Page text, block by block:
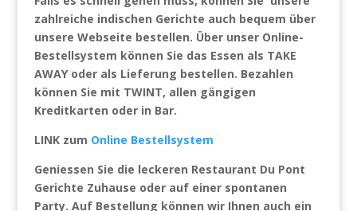
zahlreiche indischen Gerichte auch bequem über
unsere Webseite bestellen. Über unser Online-
Bestellsystem können Sie das Essen als TAKE
AWAY oder als Lieferung bestellen. Bezahlen
können Sie mit TWINT, allen gängigen
Kreditkarten oder in Bar.
LINK zum Online Bestellsystem
Geniessen Sie die leckeren Restaurant Du Pont
Gerichte Zuhause oder auf einer spontanen
Party. Auf Bestellung können wir Ihnen auch ein